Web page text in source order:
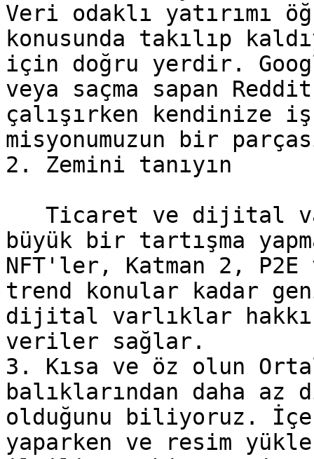
Veri odaklı yatırımı
konusunda takılıp
için doğru yerdir.
veya saçma sapan
çalışırken kendinize
misyonumuzun bir
2. Zemini tanıyın
büyük bir tartışma
NFT'ler, Katman 2,
trend konular kadar
dijital varlıklar
veriler sağlar.
3. Kısa ve öz olun
balıklarından daha az
olduğunu biliyoruz.
yaparken ve resim